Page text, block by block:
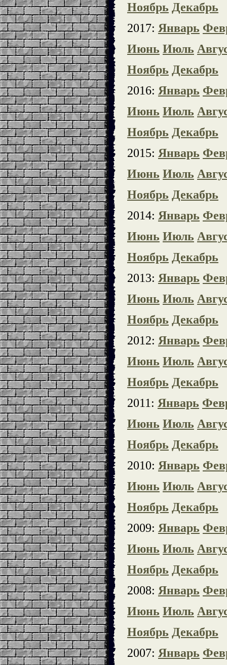
Ноябрь Декабрь
2017: Январь
Июнь Июль
Ноябрь Декабрь
2016: Январь
Июнь Июль
Ноябрь Декабрь
2015: Январь
Июнь Июль
Ноябрь Декабрь
2014: Январь
Июнь Июль
Ноябрь Декабрь
2013: Январь
Июнь Июль
Ноябрь Декабрь
2012: Январь
Июнь Июль
Ноябрь Декабрь
2011: Январь
Июнь Июль
Ноябрь Декабрь
2010: Январь
Июнь Июль
Ноябрь Декабрь
2009: Январь
Июнь Июль
Ноябрь Декабрь
2008: Январь
Июнь Июль
Ноябрь Декабрь
2007: Январь